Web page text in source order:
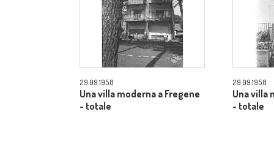
29.09.1958
Una villa moderna a Fregene
- totale
29.09.1958
Una villa
- totale